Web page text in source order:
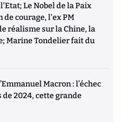
Le Nobel de la Paix
de courage, l'ex PM
réalisme sur la Chine, la
Marine Tondelier fait du
Macron : l’échec
2024, cette grande